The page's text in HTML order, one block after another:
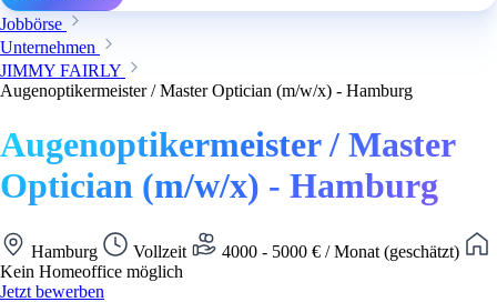
Jobbörse
Unternehmen
JIMMY FAIRLY
Augenoptikermeister / Master Optician (m/w/x) - Hamburg
Augenoptikermeister / Master
Optician (m/w/x) - Hamburg
Hamburg Vollzeit
4000 - 5000 € / Monat (geschätzt)
Kein Homeoffice möglich
Jetzt bewerben